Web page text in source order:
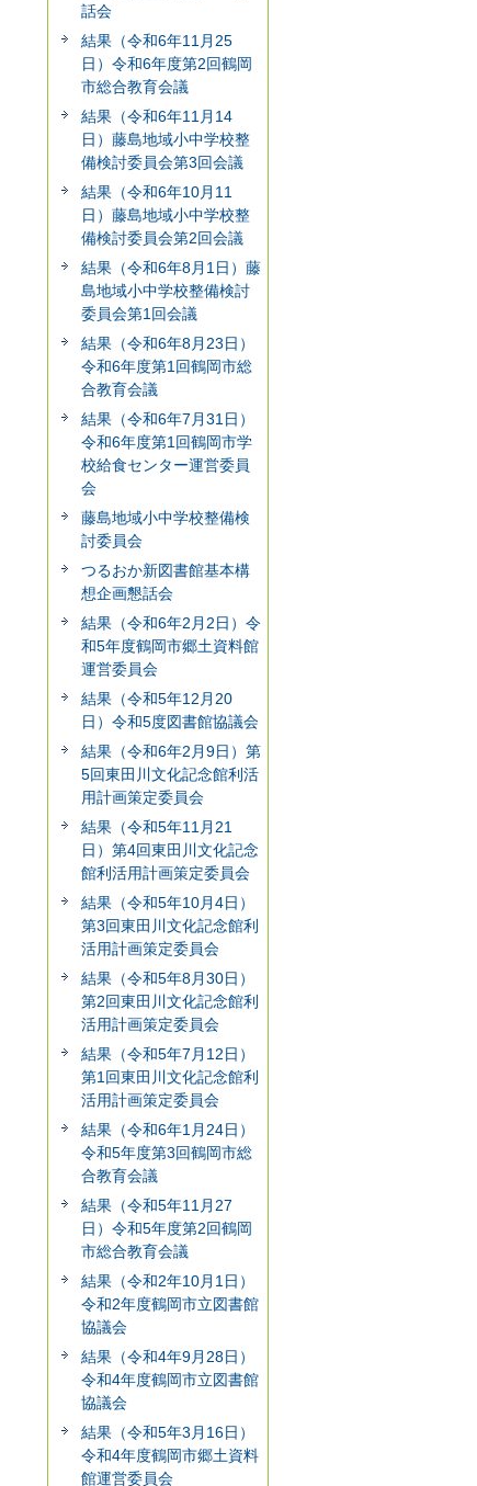
話会
結果（令和6年11月25
日）令和6年度第2回鶴岡
市総合教育会議
結果（令和6年11月14
日）藤島地域小中学校整
備検討委員会第3回会議
結果（令和6年10月11
日）藤島地域小中学校整
備検討委員会第2回会議
結果（令和6年8月1日）藤
島地域小中学校整備検討
委員会第1回会議
結果（令和6年8月23日）
令和6年度第1回鶴岡市総
合教育会議
結果（令和6年7月31日）
令和6年度第1回鶴岡市学
校給食センター運営委員
会
藤島地域小中学校整備検
討委員会
つるおか新図書館基本構
想企画懇話会
結果（令和6年2月2日）令
和5年度鶴岡市郷土資料館
運営委員会
結果（令和5年12月20
日）令和5度図書館協議会
結果（令和6年2月9日）第
5回東田川文化記念館利活
用計画策定委員会
結果（令和5年11月21
日）第4回東田川文化記念
館利活用計画策定委員会
結果（令和5年10月4日）
第3回東田川文化記念館利
活用計画策定委員会
結果（令和5年8月30日）
第2回東田川文化記念館利
活用計画策定委員会
結果（令和5年7月12日）
第1回東田川文化記念館利
活用計画策定委員会
結果（令和6年1月24日）
令和5年度第3回鶴岡市総
合教育会議
結果（令和5年11月27
日）令和5年度第2回鶴岡
市総合教育会議
結果（令和2年10月1日）
令和2年度鶴岡市立図書館
協議会
結果（令和4年9月28日）
令和4年度鶴岡市立図書館
協議会
結果（令和5年3月16日）
令和4年度鶴岡市郷土資料
館運営委員会